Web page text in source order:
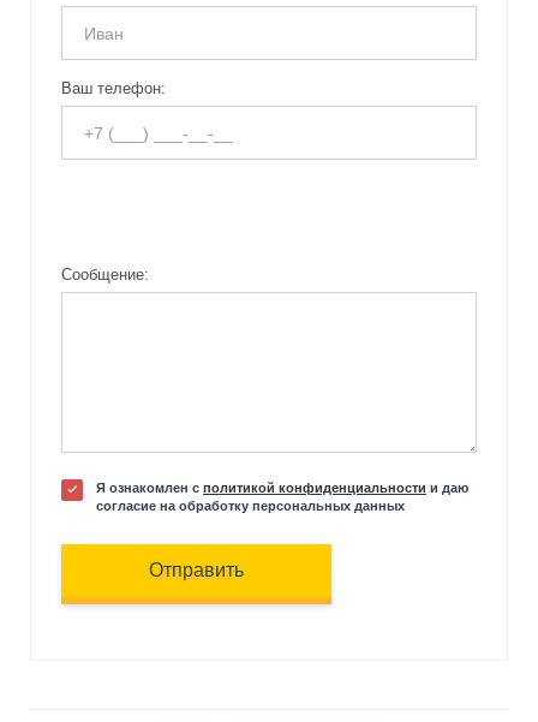
Ваш телефон:
Сообщение:
Я ознакомлен с политикой конфиденциальности и даю
согласие на обработку персональных данных
Отправить